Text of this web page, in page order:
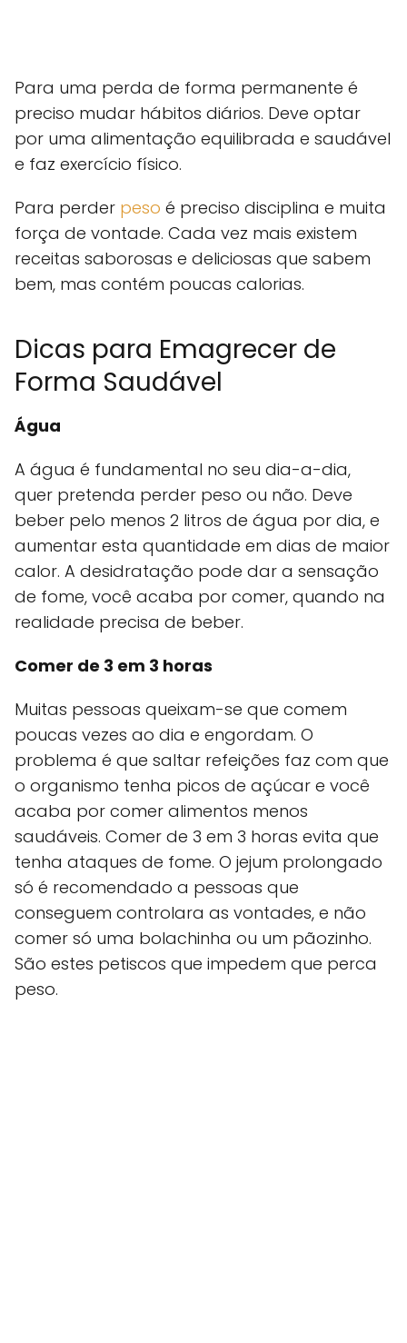
Para uma perda de forma permanente é
preciso mudar hábitos diários. Deve optar
por uma alimentação equilibrada e saudável
e faz exercício físico.
Para perder peso é preciso disciplina e muita
força de vontade. Cada vez mais existem
receitas saborosas e deliciosas que sabem
bem, mas contém poucas calorias.
Dicas para Emagrecer de
Forma Saudável
Água
A água é fundamental no seu dia-a-dia,
quer pretenda perder peso ou não. Deve
beber pelo menos 2 litros de água por dia, e
aumentar esta quantidade em dias de maior
calor. A desidratação pode dar a sensação
de fome, você acaba por comer, quando na
realidade precisa de beber.
Comer de 3 em 3 horas
Muitas pessoas queixam-se que comem
poucas vezes ao dia e engordam. O
problema é que saltar refeições faz com que
o organismo tenha picos de açúcar e você
acaba por comer alimentos menos
saudáveis. Comer de 3 em 3 horas evita que
tenha ataques de fome. O jejum prolongado
só é recomendado a pessoas que
conseguem controlara as vontades, e não
comer só uma bolachinha ou um pãozinho.
São estes petiscos que impedem que perca
peso.